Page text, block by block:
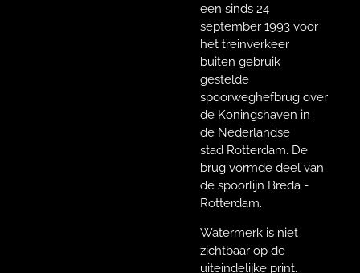
een sinds 24
september 1993 voor
het treinverkeer
buiten gebruik
gestelde
spoorweghefbrug over
de Koningshaven in
de Nederlandse
stad Rotterdam. De
brug vormde deel van
de spoorlijn Breda -
Rotterdam.
Watermerk is niet
zichtbaar op de
uiteindelijke print.